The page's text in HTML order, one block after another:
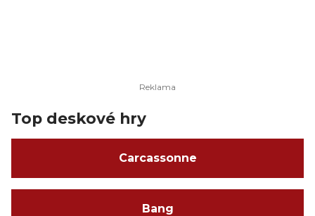
Top deskové hry
Carcassonne
Bang